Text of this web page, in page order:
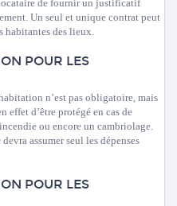
de fournir un justificatif
Un seul et unique contrat peut
habitantes des lieux.
POUR LES
n’est pas obligatoire, mais
effet d’être protégé en cas de
ou encore un cambriolage.
assumer seul les dépenses
POUR LES